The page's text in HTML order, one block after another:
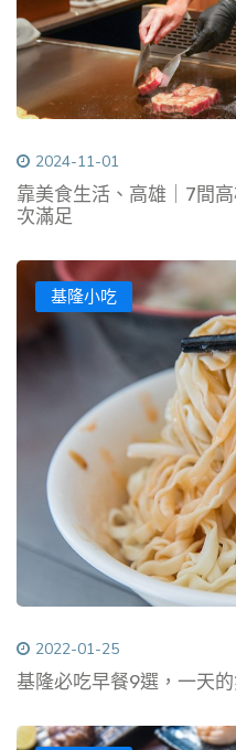
2024-11-01
靠美食生活、高雄｜7間
次滿足
基隆小吃
2022-01-25
基隆必吃早餐9選，一天